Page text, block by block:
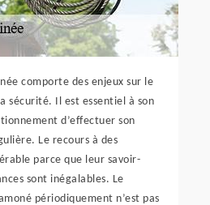
comporte des enjeux sur le
sécurité. Il est essentiel à son
d’effectuer son
Le recours à des
parce que leur savoir-
sont inégalables. Le
périodiquement n’est pas